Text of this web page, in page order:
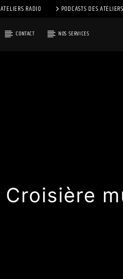
ATELIERS RADIO PODCASTS DES ATELIERS
CONTACT NOS SERVICES
Croisière